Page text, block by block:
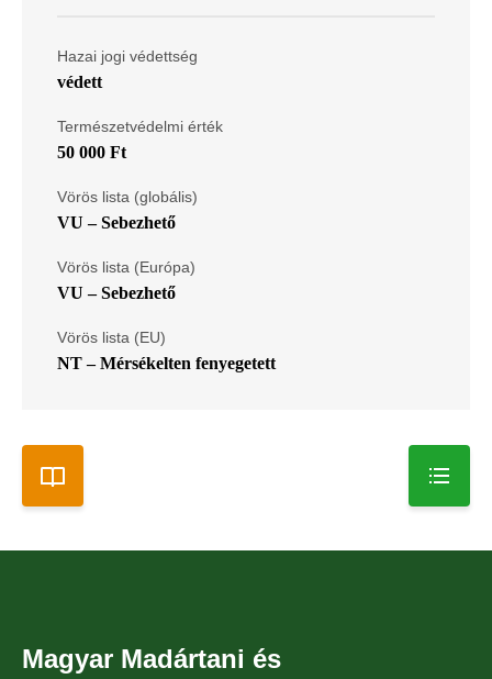
Hazai jogi védettség
védett
Természetvédelmi érték
50 000 Ft
Vörös lista (globális)
VU – Sebezhető
Vörös lista (Európa)
VU – Sebezhető
Vörös lista (EU)
NT – Mérsékelten fenyegetett
Magyar Madártani és